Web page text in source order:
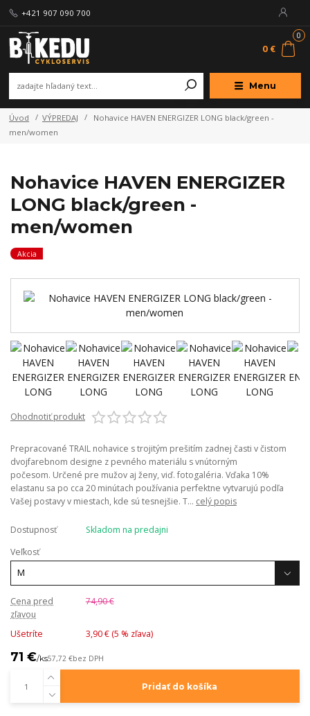
Menu
+421 907 090 700
0
0 €
Úvod VÝPREDAJ
Nohavice HAVEN ENERGIZER LONG black/green -
men/women
Nohavice HAVEN ENERGIZER
LONG black/green -
men/women
Akcia
Ohodnotiť produkt
Prepracované TRAIL nohavice s trojitým prešitím zadnej časti v čistom
dvojfarebnom designe z pevného materiálu s vnútorným
počesom. Určené pre mužov aj ženy, viď. fotogaléria. Vďaka 10%
elastanu sa po cca 20 minútach používania perfektne vytvarujú podľa
Vašej postavy v miestach, kde sú tesnejšie. T... celý popis
Dostupnosť
Skladom na predajni
Veľkosť
Cena pred
zľavou
74,90 €
Ušetríte 3,90 € (5 % zľava)
71 €/ks57,72 €bez DPH
Pridať do košíka